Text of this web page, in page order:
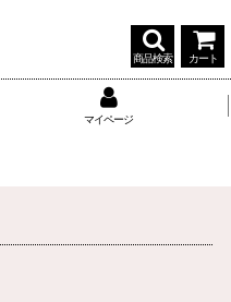
商品検索 カート
マイページ